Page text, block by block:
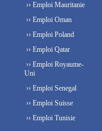
›› Emploi Mauritanie
›› Emploi Oman
›› Emploi Poland
›› Emploi Qatar
›› Emploi Royaume-
Uni
›› Emploi Senegal
›› Emploi Suisse
›› Emploi Tunisie